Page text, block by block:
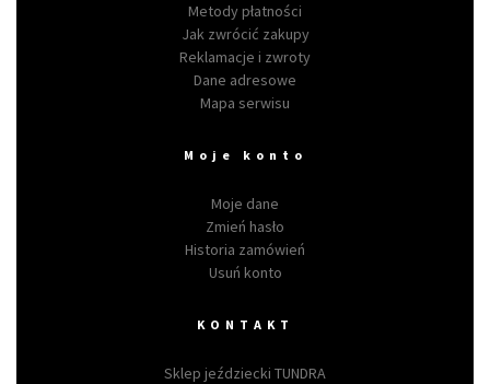
Metody płatności
Jak zwrócić zakupy
Reklamacje i zwroty
Dane adresowe
Mapa serwisu
Moje konto
Moje dane
Zmień hasło
Historia zamówień
Usuń konto
KONTAKT
Sklep jeździecki TUNDRA